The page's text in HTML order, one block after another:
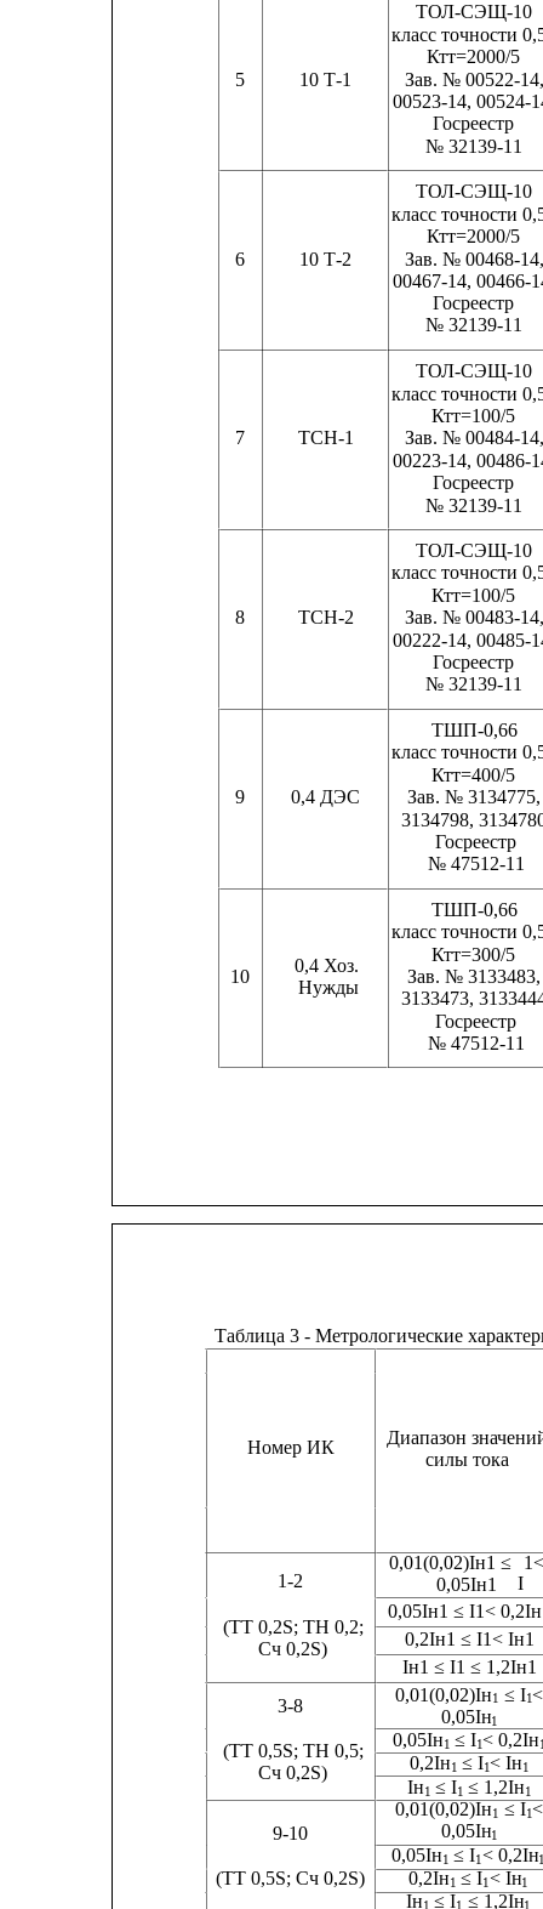
5 10 Т-1
6 10 Т-2
7 ТСН-1
8 ТСН-2
9 0,4 ДЭС
10
0,4 Хоз.
Нужды
ТОЛ-СЭЩ-10
класс точности
Зав. № 00522-
00523-14,
Госреестр
№ 32139-11
ТОЛ-СЭЩ-10
класс точности
Зав. № 00468-
00467-14,
Госреестр
№ 32139-11
ТОЛ-СЭЩ-10
класс точности
Зав. № 00484-
00223-14,
Госреестр
№ 32139-11
ТОЛ-СЭЩ-10
класс точности
Зав. № 00483-
00222-14,
Госреестр
№ 32139-11
ТШП-0,66
класс точности
Ктт=400/5
Зав. № 3134775,
3134798,
Госреестр
№ 47512-11
ТШП-0,66
класс точности
Ктт=300/5
Зав. № 3133483,
3133473,
Госреестр
№ 47512-11
(ТТ 0,2S; TН 0,2;
Сч 0,2S)
3-8
(ТТ 0,5S; TН 0,5;
Сч 0,2S)
9-10
(ТТ 0,5S; Сч 0,2S)
Таблица 3 - Метрологические
Диапазон
силы тока
0,05Iн1
1-2
0,01(0,02)Iн1 ≤
I
0,05Iн1 ≤ I1<
0,2Iн1 ≤ I1< Iн1
Iн1 ≤ I1 ≤ 1,2Iн1
0,01(0,02)Iн1 ≤ I1<
0,05Iн1
0,05Iн1 ≤ I1< 0,2Iн
0,2Iн1 ≤ I1< Iн1
Iн1 ≤ I1 ≤ 1,2Iн1
0,01(0,02)Iн1 ≤ I1<
0,05Iн1
0,05Iн1 ≤ I1< 0,2Iн
0,2Iн1 ≤ I1< Iн1
Iн1 ≤ I1 ≤ 1,2Iн1